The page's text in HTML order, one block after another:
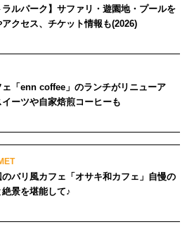
ラルパーク】サファリ・遊園地・プールを
クセス、チケット情報も(2026)
ェ「enn coffee」のランチがリニューア
ーツや自家焙煎コーヒーも
のバリ風カフェ「オサキ和カフェ」自慢の
景を堪能して♪